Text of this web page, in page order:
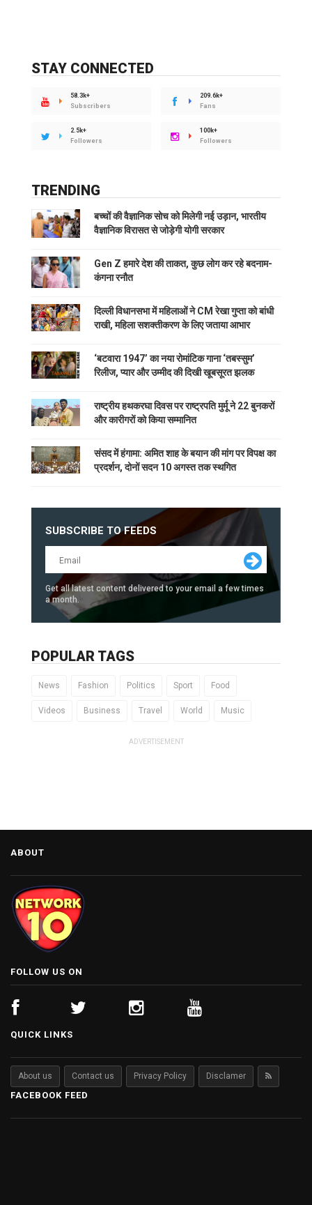
STAY CONNECTED
58.3k+
Subscribers
209.6k+
Fans
2.5k+
Followers
100k+
Followers
TRENDING
बच्चों की वैज्ञानिक सोच को मिलेगी नई उड़ान, भारतीय
वैज्ञानिक विरासत से जोड़ेगी योगी सरकार
Gen Z हमारे देश की ताकत, कुछ लोग कर रहे बदनाम-
कंगना रनौत
दिल्ली विधानसभा में महिलाओं ने CM रेखा गुप्ता को बांधी
राखी, महिला सशक्तीकरण के लिए जताया आभार
‘बटवारा 1947’ का नया रोमांटिक गाना ‘तबस्सुम’
रिलीज, प्यार और उम्मीद की दिखी खूबसूरत झलक
राष्ट्रीय हथकरघा दिवस पर राष्ट्रपति मुर्मू ने 22 बुनकरों
और कारीगरों को किया सम्मानित
संसद में हंगामा: अमित शाह के बयान की मांग पर विपक्ष का
प्रदर्शन, दोनों सदन 10 अगस्त तक स्थगित
SUBSCRIBE TO FEEDS
Get all latest content delivered to your email a few times
a month.
POPULAR TAGS
News Fashion Politics Sport Food
Videos Business Travel World Music
ADVERTISEMENT
ABOUT
FOLLOW US ON
QUICK LINKS
About us Contact us Privacy Policy Disclamer
FACEBOOK FEED